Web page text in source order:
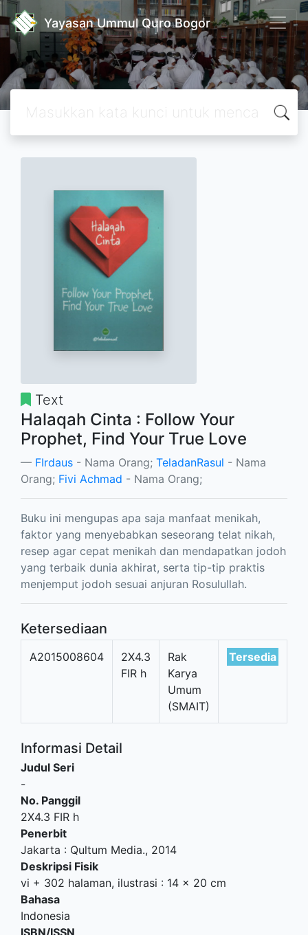
Yayasan Ummul Quro Bogor
Text
Halaqah Cinta : Follow Your
Prophet, Find Your True Love
FIrdaus - Nama Orang; TeladanRasul - Nama
Orang; Fivi Achmad - Nama Orang;
Buku ini mengupas apa saja manfaat menikah,
faktor yang menyebabkan seseorang telat nikah,
resep agar cepat menikah dan mendapatkan jodoh
yang terbaik dunia akhirat, serta tip-tip praktis
menjemput jodoh sesuai anjuran Rosulullah.
Ketersediaan
A2015008604
2X4.3
FIR h
Rak
Karya
Umum
(SMAIT)
Tersedia
Informasi Detail
Judul Seri
-
No. Panggil
2X4.3 FIR h
Penerbit
Jakarta : Qultum Media., 2014
Deskripsi Fisik
vi + 302 halaman, ilustrasi : 14 x 20 cm
Bahasa
Indonesia
ISBN/ISSN